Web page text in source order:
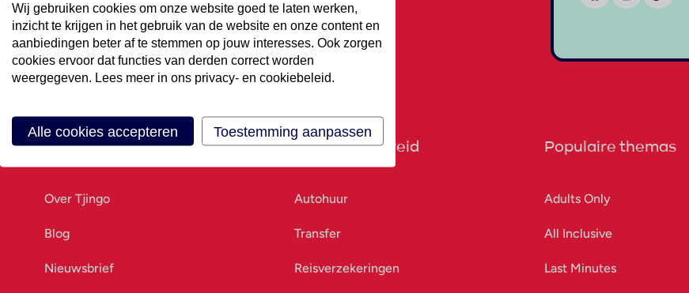
Offerte aanvragen
Vraag offerte aan
Ons bedrijf
Over Tjingo
Blog
Nieuwsbrief
Goed voorbereid
Autohuur
Transfer
Reisverzekeringen
Populaire themas
Adults Only
All Inclusive
Last Minutes
Wij gebruiken cookies om onze website goed te laten werken,
inzicht te krijgen in het gebruik van de website en onze content en
aanbiedingen beter af te stemmen op jouw interesses. Ook zorgen
cookies ervoor dat functies van derden correct worden
weergegeven. Lees meer in ons privacy- en cookiebeleid.
Alle cookies accepteren Toestemming aanpassen